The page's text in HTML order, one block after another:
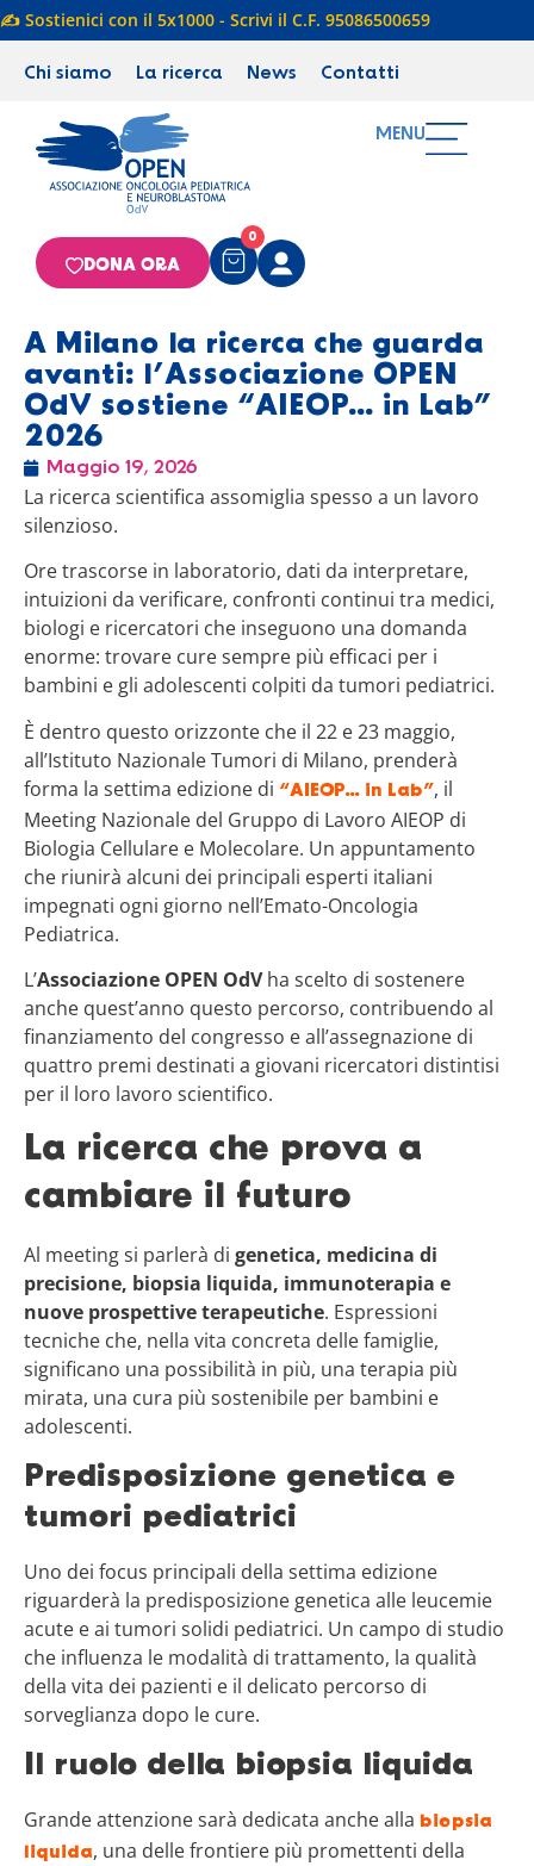
✍️ Sostienici con il 5x1000 - Scrivi il C.F. 95086500659
Chi siamo La ricerca News Contatti
MENU
0
DONA ORA
A Milano la ricerca che guarda
avanti: l’Associazione OPEN
OdV sostiene “AIEOP… in Lab”
2026
Maggio 19, 2026
La ricerca scientifica assomiglia spesso a un lavoro
silenzioso.
Ore trascorse in laboratorio, dati da interpretare,
intuizioni da verificare, confronti continui tra medici,
biologi e ricercatori che inseguono una domanda
enorme: trovare cure sempre più efficaci per i
bambini e gli adolescenti colpiti da tumori pediatrici.
È dentro questo orizzonte che il 22 e 23 maggio,
all’Istituto Nazionale Tumori di Milano, prenderà
forma la settima edizione di “AIEOP… in Lab”, il
Meeting Nazionale del Gruppo di Lavoro AIEOP di
Biologia Cellulare e Molecolare. Un appuntamento
che riunirà alcuni dei principali esperti italiani
impegnati ogni giorno nell’Emato-Oncologia
Pediatrica.
L’Associazione OPEN OdVha scelto di sostenere
anche quest’anno questo percorso, contribuendo al
finanziamento del congresso e all’assegnazione di
quattro premi destinati a giovani ricercatori distintisi
per il loro lavoro scientifico.
La ricerca che prova a
cambiare il futuro
Al meeting si parlerà di genetica, medicina di
precisione, biopsia liquida, immunoterapia e
nuove prospettive terapeutiche. Espressioni
tecniche che, nella vita concreta delle famiglie,
significano una possibilità in più, una terapia più
mirata, una cura più sostenibile per bambini e
adolescenti.
Predisposizione genetica e
tumori pediatrici
Uno dei focus principali della settima edizione
riguarderà la predisposizione genetica alle leucemie
acute e ai tumori solidi pediatrici. Un campo di studio
che influenza le modalità di trattamento, la qualità
della vita dei pazienti e il delicato percorso di
sorveglianza dopo le cure.
Il ruolo della biopsia liquida
Grande attenzione sarà dedicata anche alla biopsia
liquida, una delle frontiere più promettenti della